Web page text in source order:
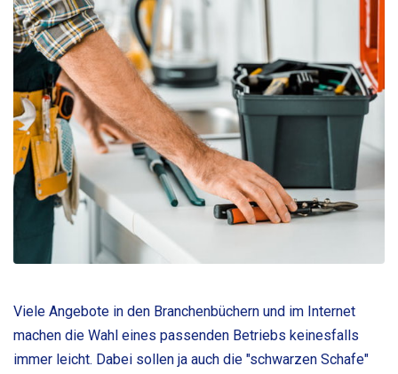
Viele Angebote in den Branchenbüchern und im Internet
machen die Wahl eines passenden Betriebs keinesfalls
immer leicht. Dabei sollen ja auch die "schwarzen Schafe"